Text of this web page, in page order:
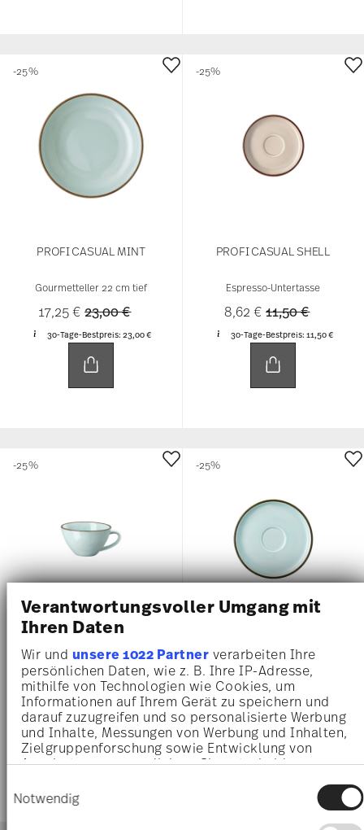
Verantwortungsvoller Umgang mit
Ihren Daten
Wir und unsere 1022 Partnerverarbeiten Ihre
persönlichen Daten, wie z. B. Ihre IP-Adresse,
mithilfe von Technologien wie Cookies, um
Informationen auf Ihrem Gerät zu speichern und
darauf zuzugreifen und so personalisierte Werbung
und Inhalte, Messungen von Werbung und Inhalten,
Zielgruppenforschung sowie Entwicklung von
Angeboten zu ermöglichen. Sie entscheiden
Sie können Ihre Einwilligung jederzeit über die
Cookie-Erklärung oder durch Klicken auf das
Privacy Trigger Symbol ändern oder widerrufen
Notwendig
PROFI CASUAL MINT
Gourmetteller 22 cm tief
17,25 €Price reduced from
23,00 €to
30-Tage-Bestpreis:23,00 €
-25%
PROFI CASUAL SHELL
Espresso-Untertasse
8,62 €Price reduced
11,50 €to
30-Tage-Bestpreis: 11,50 €
-25%
Kombi-Obertasse
16,50 €Price reduced from
22,00 €to
30-Tage-Bestpreis:22,00 €
-25%
Kombi-Untertasse
10,50 €Price reduced
14,00 €to
30-Tage-Bestpreis:14,00 €
-25%